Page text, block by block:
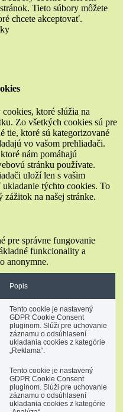
Tieto súbory môžete
chcete akceptovať.
ktoré slúžia na
Zo všetkých cookies sú pre
tie, ktoré sú kategorizované
vo vašom prehliadači.
nám pomáhajú
stránku používate.
uloží len s vašim
týchto cookies. To
na našej stránke.
pre správne fungovanie
funkcionality a
anonymne.
Popis
Tento cookie je nastavený
GDPR Cookie Consent
pluginom. Slúži pre uchovanie
záznamu o odsúhlasení
ukladania cookies z kategórie
„Reklama“.
Tento cookie je nastavený
GDPR Cookie Consent
pluginom. Slúži pre uchovanie
záznamu o odsúhlasení
ukladania cookies z kategórie